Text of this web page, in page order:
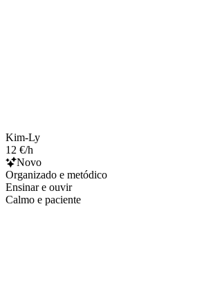
Kim-Ly
12 €/h
Novo
Organizado e metódico
Ensinar e ouvir
Calmo e paciente